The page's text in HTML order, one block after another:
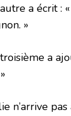
a écrit :
»
a
n’arrive